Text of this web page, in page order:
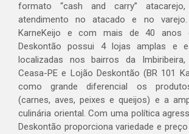
formato “cash and carry”
atendimento no atacado e no
KarneKeijo e com mais de 40 anos
Deskontão possui 4 lojas amplas e
localizadas nos bairros da Imbiribeira,
Ceasa-PE e Lojão Deskontão (BR 101
como grande diferencial os
(carnes, aves, peixes e queijos) e a
culinária oriental. Com uma política
Deskontão proporciona variedade e